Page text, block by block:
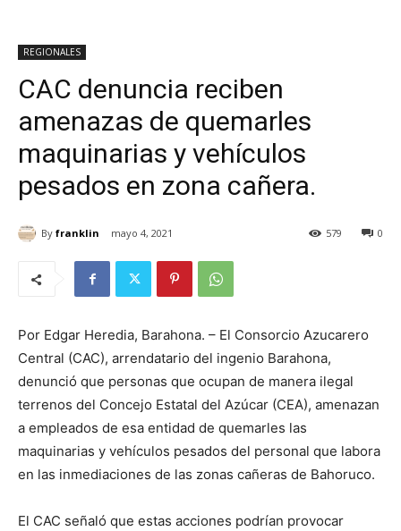
REGIONALES
CAC denuncia reciben
amenazas de quemarles
maquinarias y vehículos
pesados en zona cañera.
By franklin mayo 4, 2021 0
579
Por Edgar Heredia, Barahona. – El Consorcio Azucarero
Central (CAC), arrendatario del ingenio Barahona,
denunció que personas que ocupan de manera ilegal
terrenos del Concejo Estatal del Azúcar (CEA), amenazan
a empleados de esa entidad de quemarles las
maquinarias y vehículos pesados del personal que labora
en las inmediaciones de las zonas cañeras de Bahoruco.
El CAC señaló que estas acciones podrían provocar